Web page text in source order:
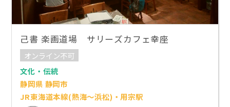
己書 楽画道場 サリーズカフェ幸座
オンライン不可
文化・伝統
静岡県 静岡市
JR東海道本線(熱海～浜松)・用宗駅